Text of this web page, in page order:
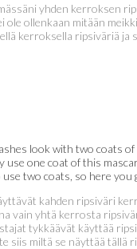
yhden kerroksen
ole ollenkaan mitään
kerroksella ripsiväriä ja
look with two coats of
use one coat of this
two coats, so here you
kahden ripsiväri
vain yhtä kerrosta
tykkäävät käyttää
siis miltä se näyttää tällä